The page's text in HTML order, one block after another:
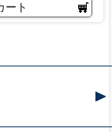
ート